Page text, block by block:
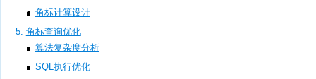
角标计算设计
角标查询优化
算法复杂度分析
SQL执行优化